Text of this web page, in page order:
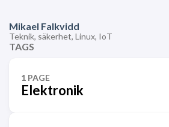
Mikael Falkvidd
Teknik, säkerhet, Linux, IoT
TAGS
1 PAGE
Elektronik